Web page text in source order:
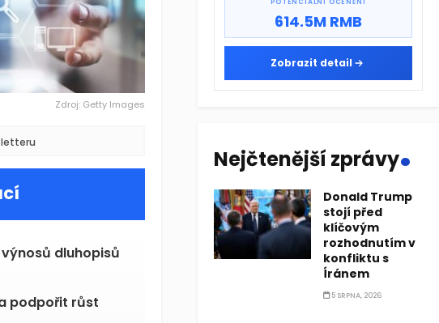
Zdroj: Getty Images
dluhopisů
podpořit růst
POTENCIÁLNÍ OCENĚNÍ
614.5M RMB
Zobrazit detail
Nejčtenější zprávy.
Donald Trump
stojí před
klíčovým
rozhodnutím v
konfliktu s
Íránem
5 SRPNA, 2026